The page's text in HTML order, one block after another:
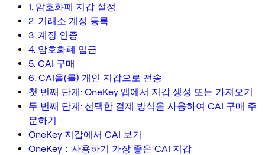
1. 암호화폐 지갑 설정
2. 거래소 계정 등록
3. 계정 인증
4. 암호화폐 입금
5. CAI 구매
6. CAI을(를) 개인 지갑으로 전송
첫 번째 단계: OneKey 앱에서 지갑 생성 또는 가져오기
두 번째 단계: 선택한 결제 방식을 사용하여 CAI 구매 주
문하기
OneKey 지갑에서 CAI 보기
OneKey：사용하기 가장 좋은 CAI 지갑